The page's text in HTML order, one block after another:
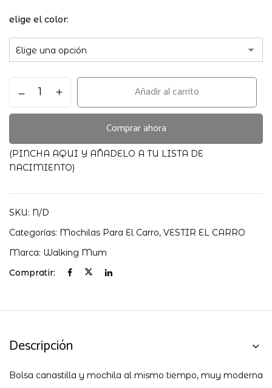
elige el color
Love
Walking
Mum
cantidad
Añadir al carrito
Comprar ahora
(PINCHA AQUI Y AÑADELO A TU LISTA DE
NACIMIENTO)
SKU: N/D
Categorías: Mochilas Para El Carro, VESTIR EL CARRO
Marca: Walking Mum
Compratir:
Descripción
Bolsa canastilla y mochila al mismo tiempo, muy moderna